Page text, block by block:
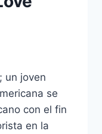
un joven
se
con el fin
en la